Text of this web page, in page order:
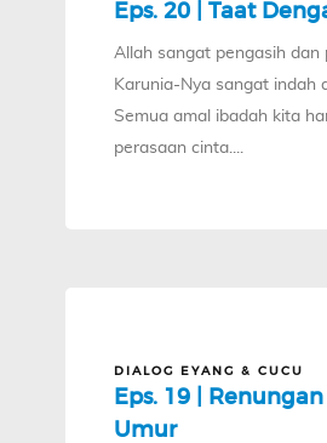
Eps. 20 | Taat
Allah sangat pengasih dan
Karunia-Nya sangat indah
Semua amal ibadah kita
perasaan cinta....
DIALOG EYANG & CUCU
Eps. 19 |
Umur